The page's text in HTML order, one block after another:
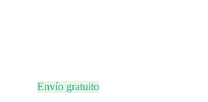
Envío gratuito